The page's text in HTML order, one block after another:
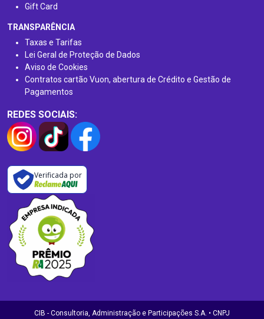
Gift Card
TRANSPARÊNCIA
Taxas e Tarifas
Lei Geral de Proteção de Dados
Aviso de Cookies
Contratos cartão Vuon, abertura de Crédito e Gestão de
Pagamentos
REDES SOCIAIS:
Verificada por
CIB - Consultoria, Administração e Participações S.A. • CNPJ